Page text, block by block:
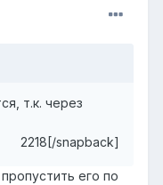
т.к. через
2218[/snapback]
его по